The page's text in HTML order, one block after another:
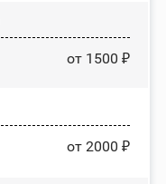
от 1500 ₽
от 2000 ₽